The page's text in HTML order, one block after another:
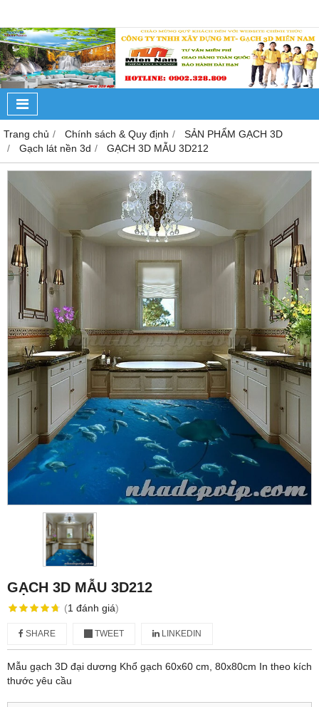
Trang chủ Chính sách & Quy định
SẢN PHẨM GẠCH 3D
Gạch lát nền 3d
GẠCH 3D MẪU 3D212
GẠCH 3D MẪU 3D212
(1 đánh giá)
SHARE TWEET LINKEDIN
Mẫu gạch 3D đại dương Khổ gạch 60x60 cm, 80x80cm In theo kích
thước yêu cầu